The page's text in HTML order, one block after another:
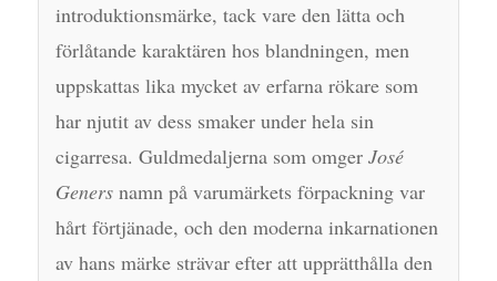
introduktionsmärke, tack vare den lätta och
förlåtande karaktären hos blandningen, men
uppskattas lika mycket av erfarna rökare som
har njutit av dess smaker under hela sin
cigarresa. Guldmedaljerna som omger José
Genersnamn på varumärkets förpackning var
hårt förtjänade, och den moderna inkarnationen
av hans märke strävar efter att upprätthålla den